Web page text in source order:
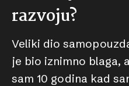
razvoju?
Veliki dio
je bio iznimno blaga,
sam 10 godina kad